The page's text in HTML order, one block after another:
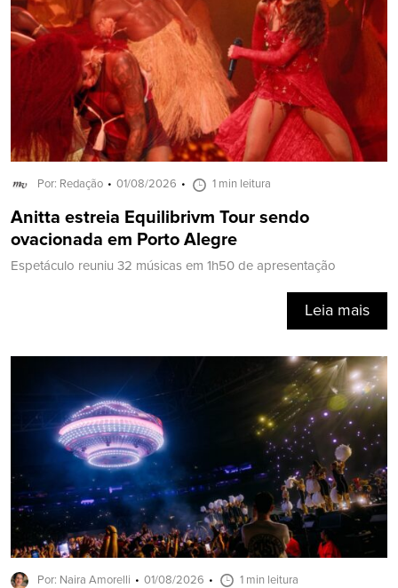
Por: Redação 01/08/2026 1 min leitura
Anitta estreia Equilibrivm Tour sendo
ovacionada em Porto Alegre
Espetáculo reuniu 32 músicas em 1h50 de apresentação
Leia mais
Por: Naira Amorelli 01/08/2026 1 min leitura